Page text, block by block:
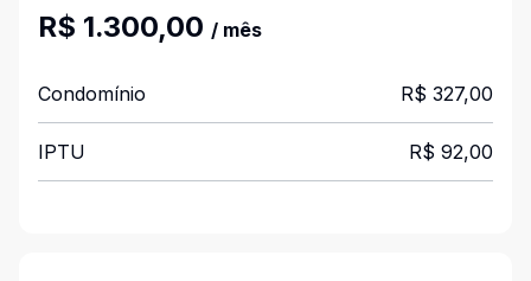
R$ 1.300,00 / mês
Condomínio R$ 327,00
IPTU R$ 92,00